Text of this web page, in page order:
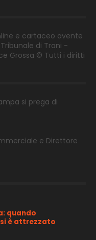
e cartaceo avente
di Trani -
Grossa © Tutti i diritti
si prega di
e Direttore
quando
è attrezzato